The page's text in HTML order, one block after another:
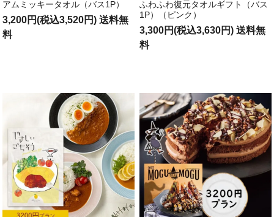
アムミッキータオル（バス1P）
3,200円(税込3,520円) 送料無
料
ふわふわ復元タオルギフト（バス
1P）（ピンク）
3,300円(税込3,630円) 送料無
料